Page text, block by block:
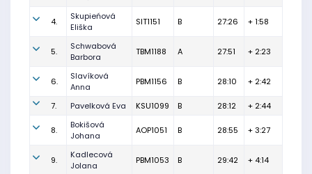
4.
Skupieńová
Eliška
SIT1151 B 27:26 + 1:58
5.
Schwabová
Barbora
TBM1188 A 27:51 + 2:23
6.
Slavíková
Anna
PBM1156 B 28:10 + 2:42
7. Pavelková Eva KSU1099 B 28:12 + 2:44
8.
Bokišová
Johana
AOP1051 B 28:55 + 3:27
9.
Kadlecová
Jolana
PBM1053 B 29:42 + 4:14